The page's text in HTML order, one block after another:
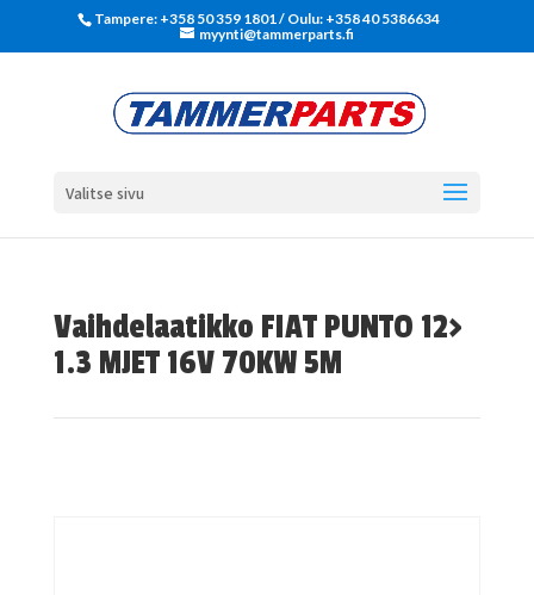
Tampere: +358 50 359 1801‬ / Oulu: +358 40 5386634
myynti@tammerparts.fi
Valitse sivu
Vaihdelaatikko FIAT PUNTO 12>
1.3 MJET 16V 70KW 5M